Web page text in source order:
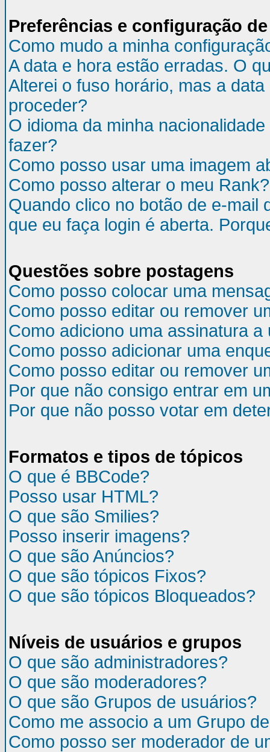
Preferências e configuração
Como mudo a minha
A data e hora estão erradas. O
Alterei o fuso horário, mas a
proceder?
O idioma da minha
fazer?
Como posso usar uma imagem
Como posso alterar o meu Rank?
Quando clico no botão de e-mail
que eu faça login é aberta.
Questões sobre postagens
Como posso colocar uma
Como posso editar ou remover
Como adiciono uma assinatura a
Como posso adicionar uma
Como posso editar ou remover
Por que não consigo entrar em
Por que não posso votar em
Formatos e tipos de tópicos
O que é BBCode?
Posso usar HTML?
O que são Smilies?
Posso inserir imagens?
O que são Anúncios?
O que são tópicos Fixos?
O que são tópicos Bloqueados?
Níveis de usuários e grupos
O que são administradores?
O que são moderadores?
O que são Grupos de usuários?
Como me associo a um Grupo
Como posso ser moderador de